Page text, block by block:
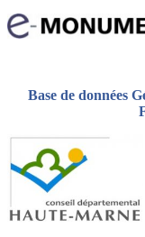
Base de données